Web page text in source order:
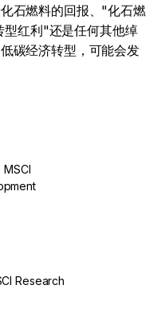
石燃料的回报、"化石燃
红利"还是任何其他绰
碳经济转型，可能会发
Research